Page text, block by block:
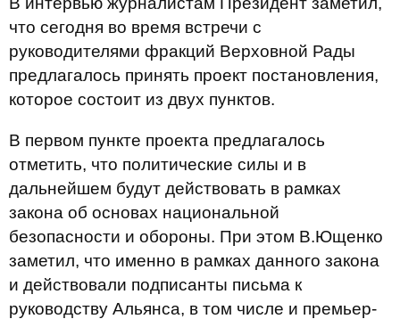
что сегодня во время встречи с
руководителями фракций Верховной Рады
предлагалось принять проект постановления,
которое состоит из двух пунктов.
В первом пункте проекта предлагалось
отметить, что политические силы и в
дальнейшем будут действовать в рамках
закона об основах национальной
безопасности и обороны. При этом В.Ющенко
заметил, что именно в рамках данного закона
и действовали подписанты письма к
руководству Альянса, в том числе и премьер-